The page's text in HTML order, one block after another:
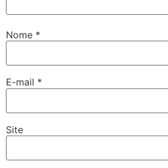
Nome *
E-mail *
Site